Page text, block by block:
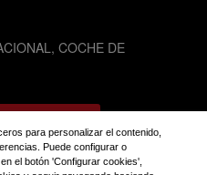
COCHE DE
información
para personalizar el contenido,
Puede configurar o
el botón 'Configurar cookies',